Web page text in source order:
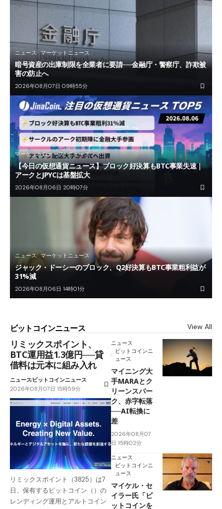
ニュース マーケットニュース
暗号資産の出庫制限を全業者に要請──金融庁・警察庁、詐欺被
害の防止へ
2026年08月07日 09時55分
マーケットニュース ニュース
【今日の仮想通貨ニュース】ブロック好決算もBTC事業失速｜
アークとJPYCは基盤拡大
2026年08月06日 20時07分
ニュース マーケットニュース
ジャック・ドーシーのブロック、Q2好決算もBTC事業粗利益が
31%減
2026年08月06日 14時01分
ビットコインニュース View All
リミックスポイント、
BTC運用益1.3億円──貸
借料は元本に組み入れ
ニュースビットコインニュース
2026年08月07日 15時59分
リミックスポイント（3825）は7
日、保有するビットコイン（）の
レンディング運用とアルトコイン
ニュース
ビットコインニ
ュース
マイニング大
手MARAとク
リーンスパー
ク、赤字転落
──AI転換に
差
2026年08月07
日 15時02分
ニュース
ビットコインニ
ュース
マイケル・セ
イラー氏「ビ
ットコインを